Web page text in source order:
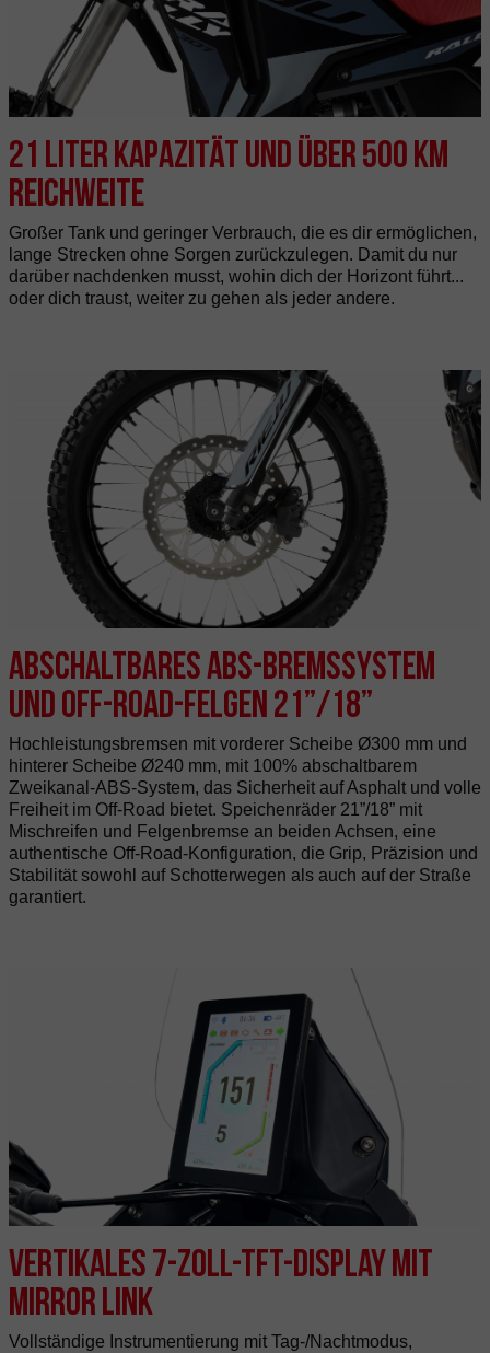
21 Liter Kapazität und über 500 km
Reichweite
Großer Tank und geringer Verbrauch, die es dir ermöglichen,
lange Strecken ohne Sorgen zurückzulegen. Damit du nur
darüber nachdenken musst, wohin dich der Horizont führt...
oder dich traust, weiter zu gehen als jeder andere.
Abschaltbares ABS-Bremssystem
und Off-Road-Felgen 21”/18”
Hochleistungsbremsen mit vorderer Scheibe Ø300 mm und
hinterer Scheibe Ø240 mm, mit 100% abschaltbarem
Zweikanal-ABS-System, das Sicherheit auf Asphalt und volle
Freiheit im Off-Road bietet. Speichenräder 21”/18” mit
Mischreifen und Felgenbremse an beiden Achsen, eine
authentische Off-Road-Konfiguration, die Grip, Präzision und
Stabilität sowohl auf Schotterwegen als auch auf der Straße
garantiert.
Vertikales 7-Zoll-TFT-Display mit
Mirror Link
Vollständige Instrumentierung mit Tag-/Nachtmodus,